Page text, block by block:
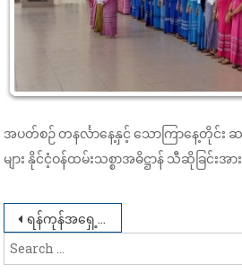
အပတ်စဉ် တနင်္လာနေ့နှင့် သောကြာနေ့တိုင်း ဆရ
များ နိုင်ငံ့ဝန်ထမ်းသစ္စာအဓိဋ္ဌာန် သီဆိုခြင်း
Post
navigation
ရန်ကုန်အရှေ့ပိုင်းတက္ကသိုလ်၊ ကုန်ထုတ်ဓာတုဗေဒအထူးပြု ကျောင်းသား၊ ကျောင်းသူများ၏ ရန်ကုန်တိုင်းဒေသကြီး၊ သာကေတမြို့နယ် Ocean Princess Seafood Factory နှင့် Yuzana Palm Oil Factory များသို့ Factory Visit လေ့လာရေးခရီးစဉ် (၂၈-၈-၂၀၂၅)